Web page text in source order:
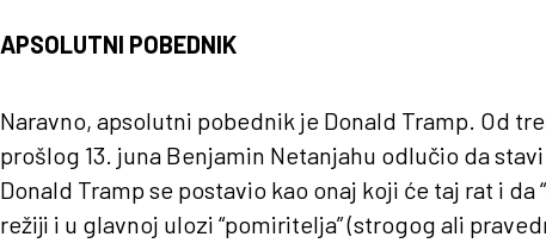
APSOLUTNI POBEDNIK
Naravno, apsolutni pobednik je Donald Tramp. Od
prošlog 13. juna Benjamin Netanjahu odlučio da
Donald Tramp se postavio kao onaj koji će taj rat i da
režiji i u glavnoj ulozi “pomiritelja” (strogog ali